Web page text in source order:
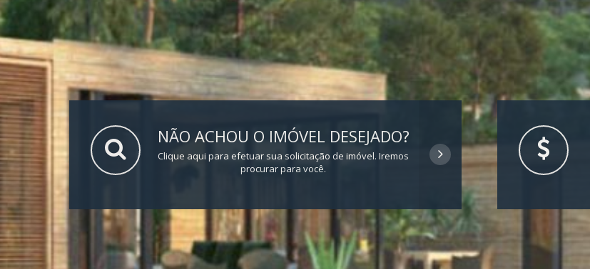
NÃO ACHOU O IMÓVEL DESEJADO?
Clique aqui para efetuar sua solicitação de imóvel. Iremos
procurar para você.